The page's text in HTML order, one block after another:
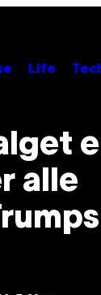
Life
alle